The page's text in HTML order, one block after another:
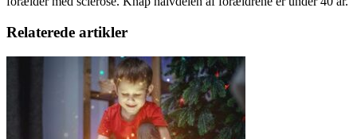
Relaterede artikler